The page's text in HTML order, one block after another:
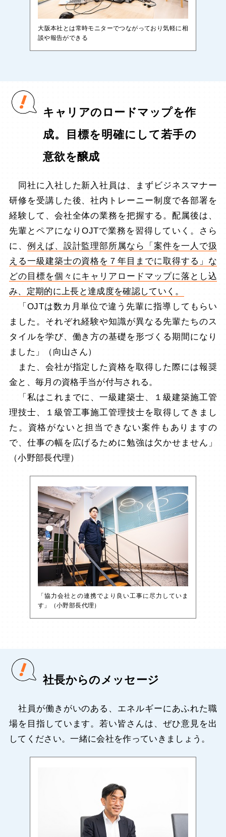
大阪本社とは常時モニターでつながっており気軽に相
談や報告ができる
キャリアのロードマップを作
成。目標を明確にして若手の
意欲を醸成
同社に入社した新入社員は、まずビジネスマナー
研修を受講した後、社内トレーニー制度で各部署を
経験して、会社全体の業務を把握する。配属後は、
先輩とペアになりOJTで業務を習得していく。さら
に、 例えば、設計監理部所属なら「案件を一人で扱
える一級建築士の資格を７年目までに取得する」な
どの目標を個々にキャリアロードマップに落とし込
み、定期的に上長と達成度を確認していく。
「OJTは数カ月単位で違う先輩に指導してもらい
ました。それぞれ経験や知識が異なる先輩たちのス
タイルを学び、働き方の基礎を形づくる期間になり
ました」（向山さん）
また、会社が指定した資格を取得した際には報奨
金と、毎月の資格手当が付与される。
「私はこれまでに、一級建築士、１級建築施工管
理技士、１級管工事施工管理技士を取得してきまし
た。資格がないと担当できない案件もありますの
で、仕事の幅を広げるために勉強は欠かせません」
（小野部長代理）
「協力会社との連携でより良い工事に尽力していま
す」（小野部長代理）
社長からのメッセージ
社員が働きがいのある、エネルギーにあふれた職
場を目指しています。若い皆さんは、ぜひ意見を出
してください。一緒に会社を作っていきましょう。